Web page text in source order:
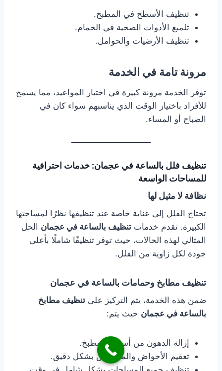
تنظيف الأسطح في المطبخ.
تلميع الأدوات الصحية في الحمام.
تنظيف الأرضيات والحوامل.
مرونة تامة في الخدمة
توفر الخدمة مرونة كبيرة في اختيار المواعيد، مما يسمح
للأفراد باختيار الوقت الذي يناسبهم سواء كان في
الصباح أو المساء.
تنظيف فلل بالساعة في عجمان: خدمات احترافية
للمساحات الواسعة
نظافة لا مثيل لها
تحتاج الفلل إلى عناية خاصة عند تنظيفها نظرًا لمساحتها
الكبيرة. تقدم خدمات تنظيف بالساعة في عجمان الحل
المثالي لهذه الحالات، حيث توفر تنظيفًا شاملًا بأعلى
جودة لكل زاوية من الفلل.
تنظيف مطابخ وحمامات بالساعة في عجمان
ضمن هذه الخدمة، يتم التركيز على تنظيف مطابخ
بالساعة في عجمان حيث يتم:
إزالة الدهون من أسطح المطبخ.
تعقيم الأحواض والمراحيض بشكل دقيق.